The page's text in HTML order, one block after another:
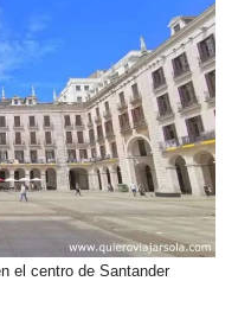
el centro de Santander